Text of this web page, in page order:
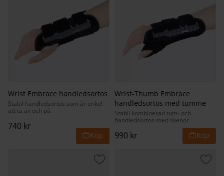
Wrist Embrace handledsortos
Stabil handledsortos som är enkel
att ta av och på.
740 kr
Wrist-Thumb Embrace
handledsortos med tumme
Stabil kombinerad tum- och
handledsortos med skenor.
990 kr
Lägg till i favoriter